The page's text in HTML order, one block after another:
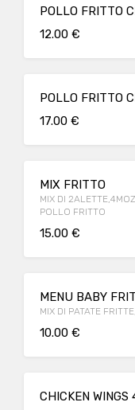
POLLO FRITTO
12.00 €
POLLO FRITTO
17.00 €
MIX FRITTO
MIX DI
POLLO FRITTO
15.00 €
MENU BABY
MIX DI PATATE
10.00 €
CHICKEN WINGS